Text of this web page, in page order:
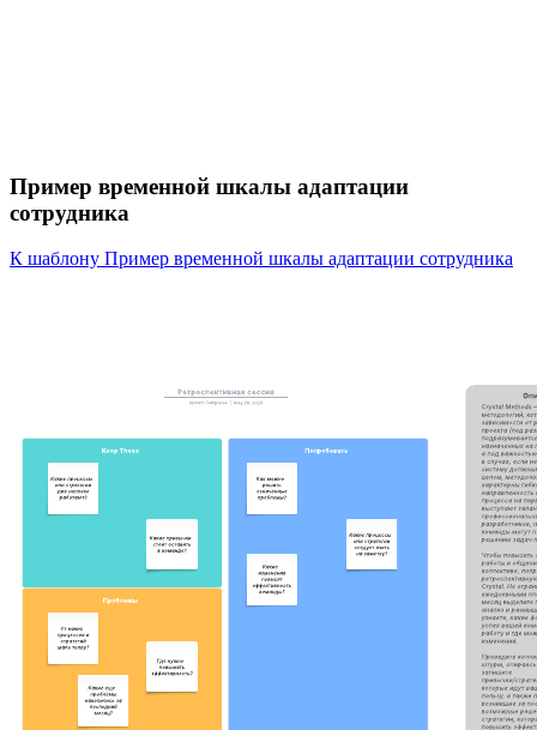
Пример временной шкалы адаптации
сотрудника
К шаблону Пример временной шкалы адаптации сотрудника